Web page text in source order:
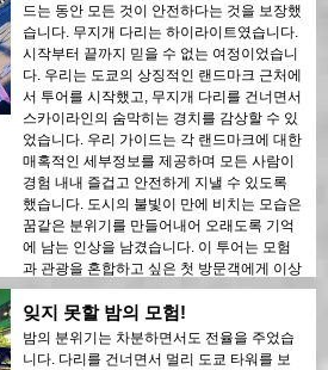
드는 동안 모든 것이 안전하다는 것을 보장했
습니다. 무지개 다리는 하이라이트였습니다.
시작부터 끝까지 믿을 수 없는 여정이었습니
다. 우리는 도쿄의 상징적인 랜드마크 근처에
서 투어를 시작했고, 무지개 다리를 건너면서
스카이라인의 숨막히는 경치를 감상할 수 있
었습니다. 우리 가이드는 각 랜드마크에 대한
매혹적인 세부정보를 제공하며 모든 사람이
경험 내내 즐겁고 안전하게 지낼 수 있도록
했습니다. 도시의 불빛이 만에 비치는 모습은
꿈같은 분위기를 만들어내어 오래도록 기억
에 남는 인상을 남겼습니다. 이 투어는 모험
과 관광을 혼합하고 싶은 첫 방문객에게 이상
적입니다. 도쿄의 현대적인 구조물과 역사적
인 지역 간의 대조는 밤의 불빛 속에서 아름
답게 드러났습니다. 이 투어를 누구에게나 강
력히 추천합니다!
잊지 못할 밤의 모험!
밤의 분위기는 차분하면서도 전율을 주었습
니다. 다리를 건너면서 멀리 도쿄 타워를 보